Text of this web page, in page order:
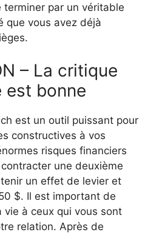
par un véritable
que vous avez déjà
– La critique
bonne
est un outil puissant pour
constructives à vos
risques financiers
une deuxième
un effet de levier et
$. Il est important de
vie à ceux qui vous sont
relation. Après de